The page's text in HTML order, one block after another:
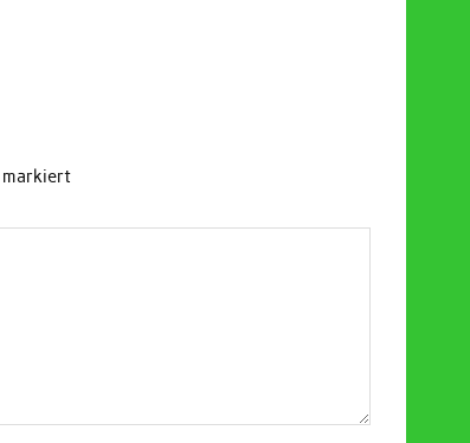
markiert